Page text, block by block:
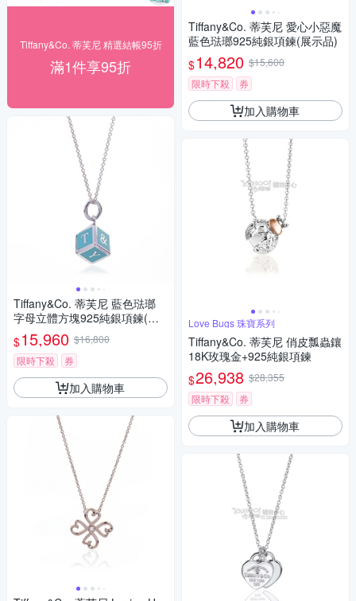
Tiffany&Co. 蒂芙尼 精選結帳95折
滿1件享95折
Tiffany&Co. 蒂芙尼 藍色琺瑯
字母立體方塊925純銀項鍊(展
示品)
$15,960 $16,800
限時下殺
券
加入購物車
Tiffany&Co. 蒂芙尼 愛心小惡魔
藍色琺瑯925純銀項鍊(展示品)
$14,820 $15,600
限時下殺
券
加入購物車
Love Bugs 珠寶系列
Tiffany&Co. 蒂芙尼 俏皮瓢蟲鑲
18K玫瑰金+925純銀項鍊
$26,938 $28,355
限時下殺
券
加入購物車